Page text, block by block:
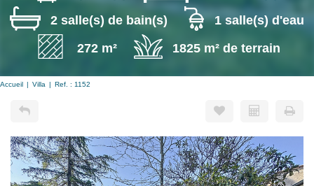
2 salle(s) de bain(s)
1 salle(s) d'eau
272 m²
1825 m² de terrain
Accueil Villa Ref. : 1152